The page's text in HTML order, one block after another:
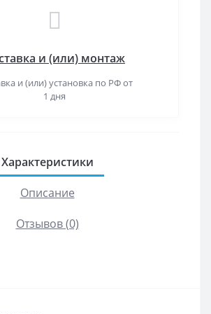
и (или) монтаж
и (или) установка по РФ от
1 дня
Характеристики
Описание
Отзывов (0)